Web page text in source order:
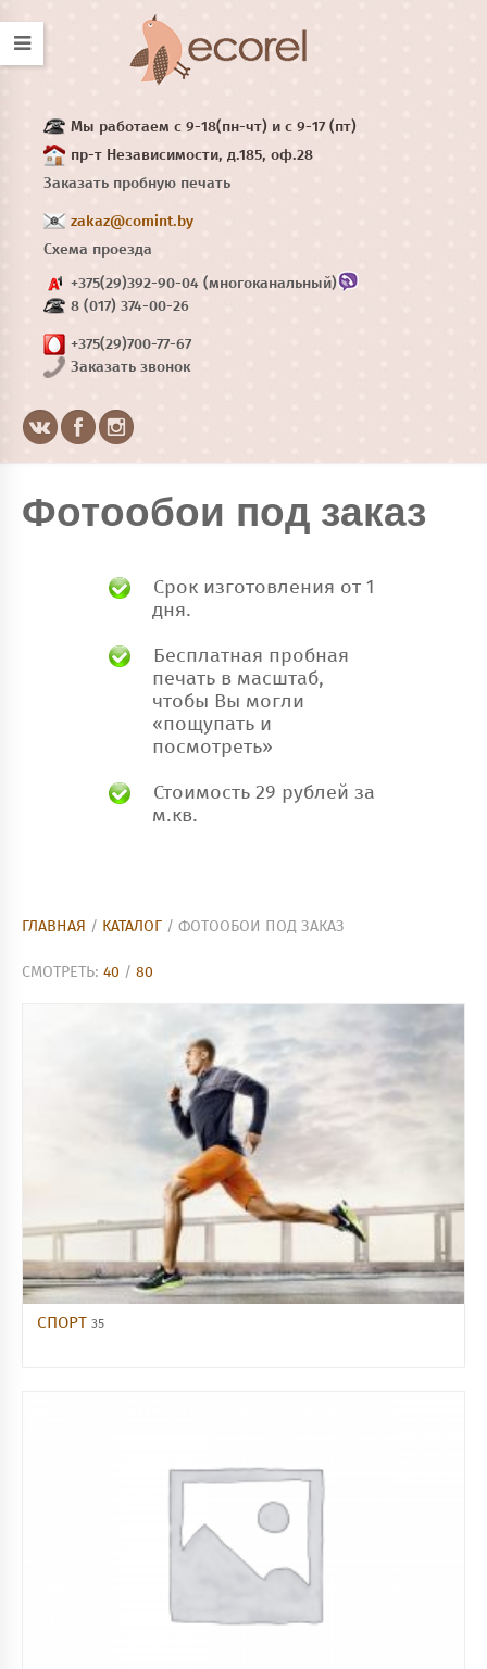
Мы работаем с 9-18(пн-чт) и с 9-17 (пт)
пр-т Независимости, д.185, оф.28
Заказать пробную печать
zakaz@comint.by
Схема проезда
+375(29)392-90-04 (многоканальный)
8 (017) 374-00-26
+375(29)700-77-67
Заказать звонок
Фотообои под заказ
Срок изготовления от 1
дня.
Бесплатная пробная
печать в масштаб,
чтобы Вы могли
«пощупать и
посмотреть»
Стоимость 29 рублей за
м.кв.
ГЛАВНАЯ / КАТАЛОГ / ФОТООБОИ ПОД ЗАКАЗ
СМОТРЕТЬ: 40 / 80
СПОРТ 35